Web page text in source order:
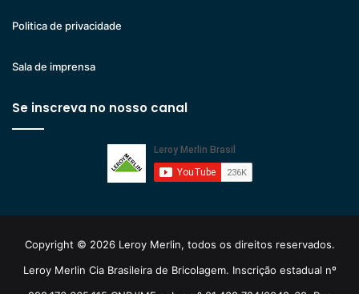
Politica de privacidade
Sala de imprensa
Se inscreva no nosso canal
Copyright © 2026 Leroy Merlin, todos os direitos reservados.
Leroy Merlin Cia Brasileira de Bricolagem. Inscrição estadual nº